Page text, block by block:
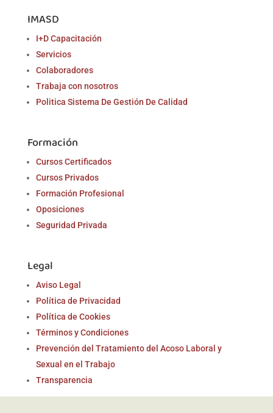
IMASD
I+D Capacitación
Servicios
Colaboradores
Trabaja con nosotros
Politica Sistema De Gestión De Calidad
Formación
Cursos Certificados
Cursos Privados
Formación Profesional
Oposiciones
Seguridad Privada
Legal
Aviso Legal
Política de Privacidad
Política de Cookies
Términos y Condiciones
Prevención del Tratamiento del Acoso Laboral y
Sexual en el Trabajo
Transparencia